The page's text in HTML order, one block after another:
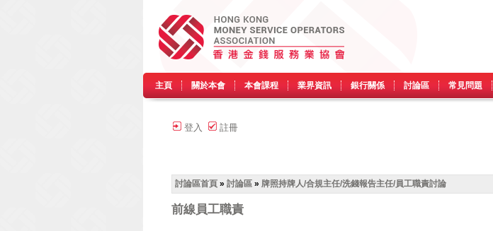
主頁 關於本會 本會課程 業界資訊 銀行關係 討論區 常見問題
登入 註冊
討論區首頁 » 討論區 » 牌照持牌人/合規主任/洗錢報告主任/員工職責討論
前線員工職責